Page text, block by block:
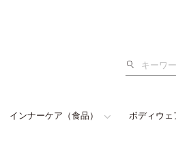
検
インナーケア（食品） ボディウェ